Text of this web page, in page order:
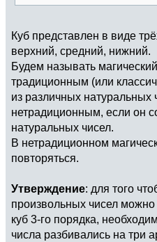
Куб представлен в виде
верхний, средний, нижний.
Будем называть
традиционным (или
из различных натуральных
нетрадиционным, если он
натуральных чисел.
В нетрадиционном
повторяться.
Утверждение: для того
произвольных чисел
куб 3-го порядка,
числа разбивались на три